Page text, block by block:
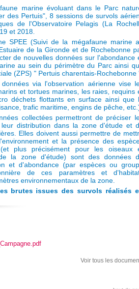
marine évoluant dans le Parc
des Pertuis", 8 sessions de survols
de l'Observatoire Pelagis (La
et 2018.
SPEE (Suivi de la mégafaune marine
de la Gironde et de Rochebonne
de nouvelles données sur l'abondance
au sein du périmètre du Parc ainsi
(ZPS) " Pertuis charentais-Rochebonne
via l'observation aérienne vise
et tortues marines, les raies, requins
déchets flottants en surface ainsi que
trafic maritime, engins de pêche,
collectées permettront de préciser
distribution dans la zone d'étude et
Elles doivent aussi permettre de
et la présence des
plus précisément pour les oiseaux
la zone d'étude) sont des données
et d'abondance (par espèces ou
de ces paramètres et
environnementaux de la zone.
brutes issues des survols réalisés
Voir tous les